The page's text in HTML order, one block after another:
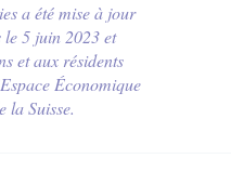
a été mise à jour
5 juin 2023 et
et aux résidents
Économique
la Suisse.